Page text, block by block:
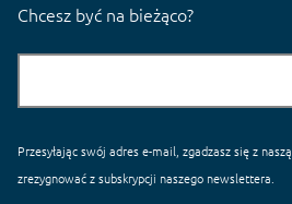
Chcesz być na bieżąco?
Przesyłając swój adres e-mail, zgadzasz się z naszą
zrezygnować z subskrypcji naszego newslettera.